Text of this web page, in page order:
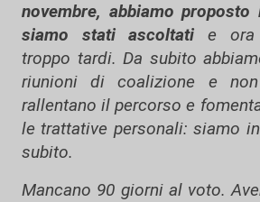
novembre, abbiamo
siamo stati ascoltati e ora
troppo tardi. Da subito
riunioni di coalizione e
rallentano il percorso e
le trattative personali: siamo
subito.
Mancano 90 giorni al voto.